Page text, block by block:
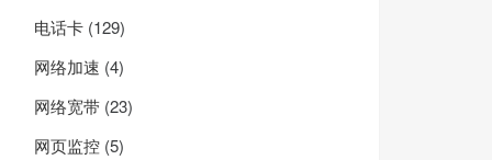
电话卡 (129)
网络加速 (4)
网络宽带 (23)
网页监控 (5)